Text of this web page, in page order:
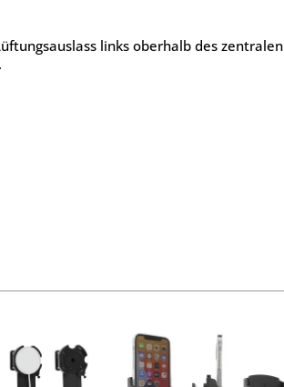
links oberhalb des zentralen